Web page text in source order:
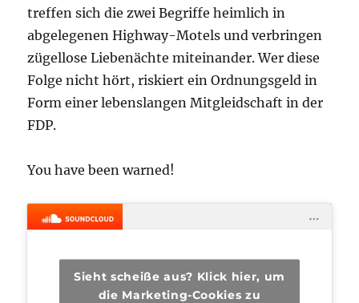
treffen sich die zwei Begriffe heimlich in
abgelegenen Highway-Motels und verbringen
zügellose Liebenächte miteinander. Wer diese
Folge nicht hört, riskiert ein Ordnungsgeld in
Form einer lebenslangen Mitgleidschaft in der
FDP.
You have been warned!
Sieht scheiße aus? Klick hier, um
die Marketing-Cookies zu